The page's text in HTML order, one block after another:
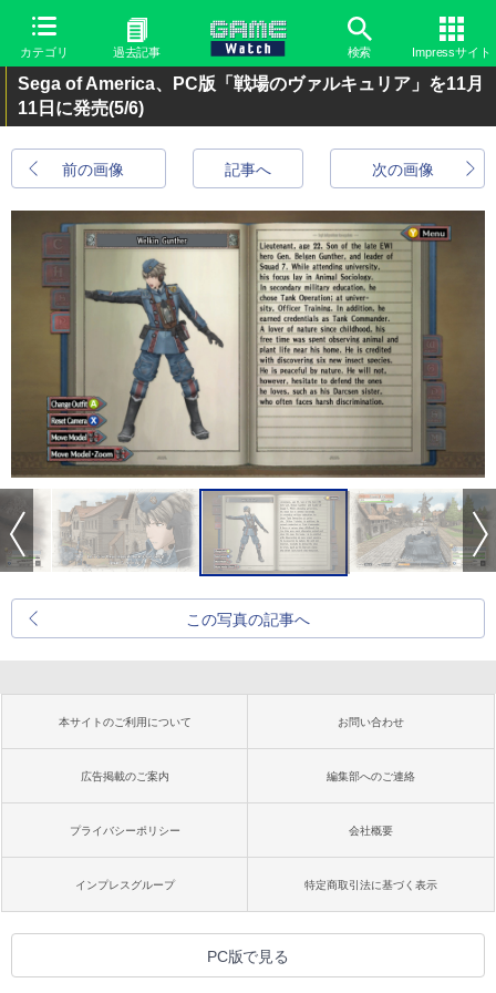
カテゴリ 過去記事 検索 Impressサイト
Sega of America、PC版「戦場のヴァルキュリア」を11月
11日に発売(5/6)
前の画像 次の画像
記事へ
この写真の記事へ
本サイトのご利用について お問い合わせ
広告掲載のご案内 編集部へのご連絡
プライバシーポリシー 会社概要
インプレスグループ 特定商取引法に基づく表示
PC版で見る